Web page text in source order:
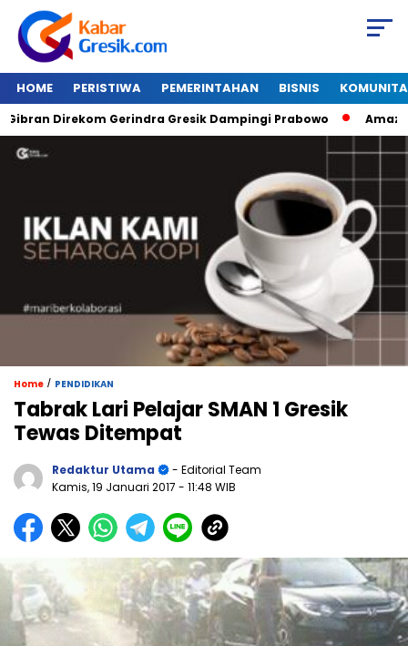
HOME PERISTIWA PEMERINTAHAN BISNIS
Direkom Gerindra Gresik Dampingi Prabowo Amazon
Home / PENDIDIKAN
Tabrak Lari Pelajar SMAN 1 Gresik
Tewas Ditempat
Redaktur Utama
- Editorial Team
Kamis, 19 Januari 2017 - 11:48 WIB